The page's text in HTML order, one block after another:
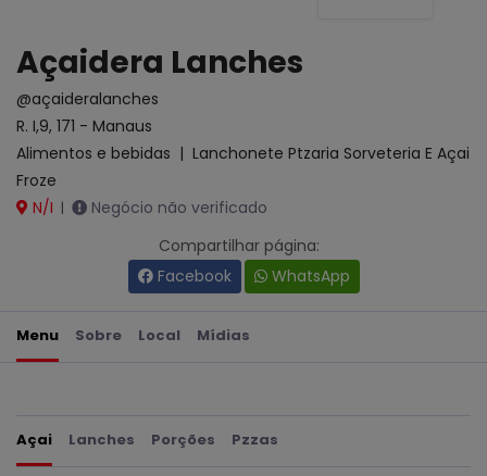
Açaidera Lanches
@açaideralanches
R. I,9, 171 - Manaus
Alimentos e bebidas | Lanchonete Ptzaria Sorveteria E Açai
Froze
N/I |
Negócio não verificado
Compartilhar página:
Facebook
WhatsApp
Menu Sobre Local Mídias
Açai Lanches Porções Pzzas